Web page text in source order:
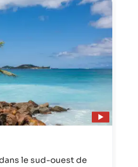
le sud-ouest de